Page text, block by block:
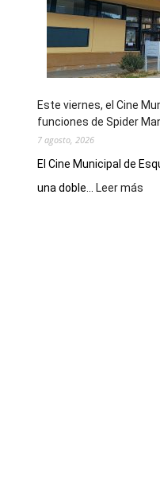
como
destino
de
reuniones
y
deportivos
Este viernes, el Cine
funciones de Spider
7 agosto, 2026
El Cine Municipal de
una doble...
Leer más